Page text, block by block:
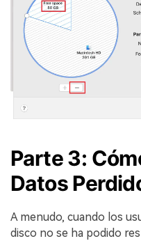
Parte 3:
Datos
A menudo, cuando los
disco no se ha podido